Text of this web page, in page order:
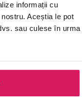
informații cu
Aceștia le pot
sau culese în urma
4.3 g